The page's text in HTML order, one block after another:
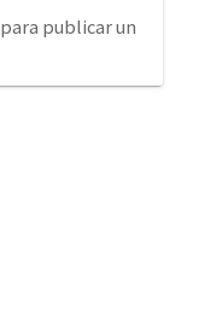
para publicar un